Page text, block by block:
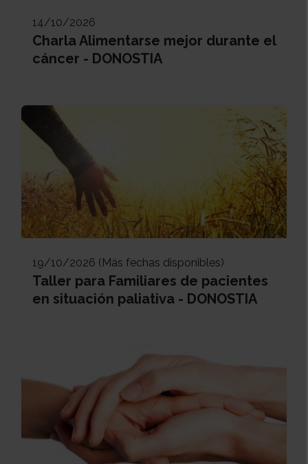
14/10/2026
Charla Alimentarse mejor durante el
cáncer - DONOSTIA
19/10/2026 (Más fechas disponibles)
Taller para Familiares de pacientes
en situación paliativa - DONOSTIA